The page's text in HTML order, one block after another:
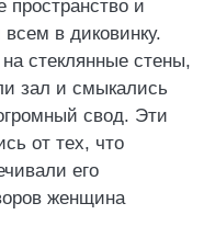
пространство и
в диковинку.
стеклянные стены,
зал и смыкались
свод. Эти
от тех, что
его
женщина